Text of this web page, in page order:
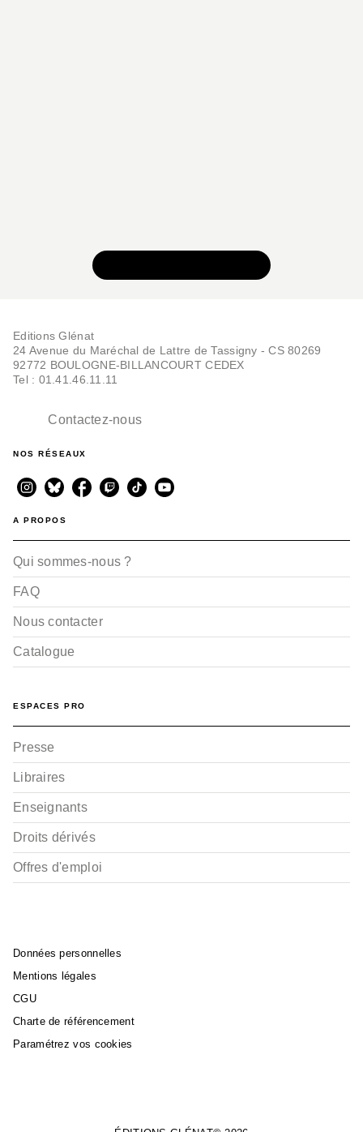
Franck Tacito
Fabrice Angleraud
Magika - Tome 02
Fabrice Angleraud
29/05/2002
Editions Glénat
24 Avenue du Maréchal de Lattre de Tassigny - CS 80269
92772 BOULOGNE-BILLANCOURT CEDEX
Tel : 01.41.46.11.11
Contactez-nous
NOS RÉSEAUX
A PROPOS
Qui sommes-nous ?
FAQ
Nous contacter
Catalogue
ESPACES PRO
Presse
Libraires
Enseignants
Droits dérivés
Offres d'emploi
Données personnelles
Mentions légales
CGU
Charte de référencement
Paramétrez vos cookies